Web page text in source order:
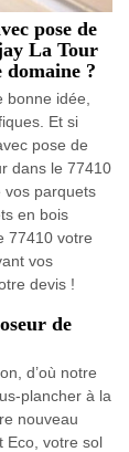
pose de
La Tour
domaine ?
bonne idée,
Et si
pose de
dans le 77410
vos parquets
en bois
77410 votre
vos
devis !
de
d’où notre
plancher à la
nouveau
Eco, votre sol